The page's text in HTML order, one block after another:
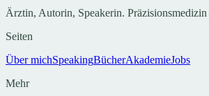
Ärztin, Autorin, Speakerin.
Seiten
Über michSpeakingBücherAkademieJobs
Mehr